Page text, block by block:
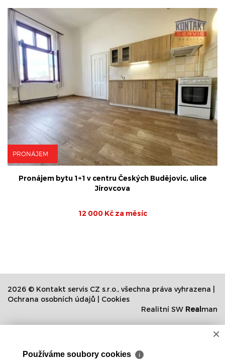
PRONÁJEM
Pronájem bytu 1+1 v centru Českých Budějovic, ulice
Jírovcova
12 000 Kč za měsíc
2026 © Kontakt servis CZ s.r.o., všechna práva vyhrazena |
Ochrana osobních údajů
Cookies
Realitní SW Realman
×
Používáme soubory cookies ℹ